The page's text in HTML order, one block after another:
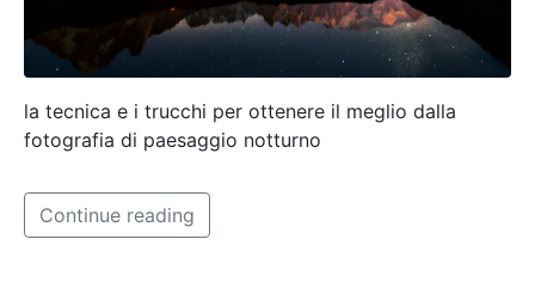
la tecnica e i trucchi per ottenere il meglio dalla
fotografia di paesaggio notturno
Continue reading